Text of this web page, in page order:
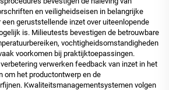
en veiligheidseisen in belangrijke
geruststellende inzet over uiteenlopende
is. Milieutests bevestigen de betrouwbare
vochtigheidsomstandigheden
voorkomen bij praktijktoepassingen.
verwerken feedback van inzet in het
om het productontwerp en de
Kwaliteitsmanagementsystemen volgen